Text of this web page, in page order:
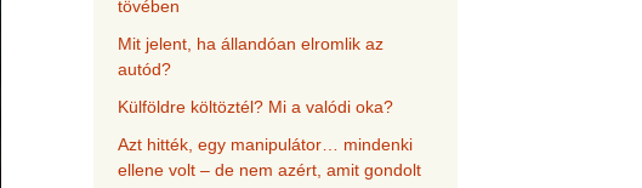
tövében
Mit jelent, ha állandóan elromlik az
autód?
Külföldre költöztél? Mi a valódi oka?
Azt hitték, egy manipulátor… mindenki
ellene volt – de nem azért, amit gondolt